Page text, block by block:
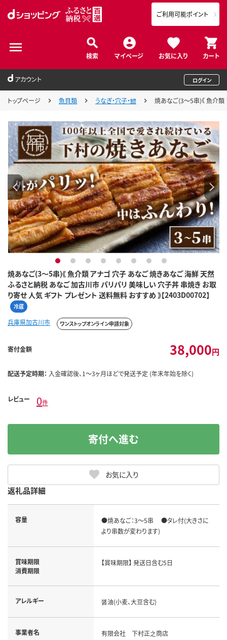
検索 マイページ お気に入り カート
ご利用可能ポイント
アカウント ログイン
トップページ 魚貝類 うなぎ・穴子・鱧 焼あなご(3～5串)《 魚介類
焼あなご(3～5串)《 魚介類 アナゴ 穴子 あなご 焼きあなご 海鮮 天然
ふるさと納税 あなご 加古川市 パリパリ 美味しい 穴子丼 串焼き お取
り寄せ 人気 ギフト プレゼント 送料無料 おすすめ 》【2403D00702】
冷蔵
1 2 3 4 5 6 7 8
兵庫県加古川市 ワンストップオンライン申請対象
寄付金額 38,000円
配送予定時期： 入金確認後、1～3ヶ月ほどで発送予定 (年末年始を除く)
レビュー 0件
お気に入り
寄付へ進む
返礼品詳細
容量
●焼あなご：3～5串 ●タレ付(大きさに
より串数が変わります)
賞味期限
消費期限
【賞味期限】 発送日含む5日
アレルギー 醤油(小麦、大豆含む)
事業者名 有限会社 下村正之商店